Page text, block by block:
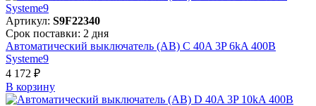
Артикул: S9F22340
Срок поставки: 2 дня
Автоматический выключатель (АВ) C 40A 3P 6kA 400В
Systeme9
4 172 ₽
В корзинy